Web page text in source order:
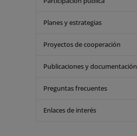
Planes y estrategias
Proyectos de cooperación
Publicaciones y documentación
Preguntas frecuentes
Enlaces de interés